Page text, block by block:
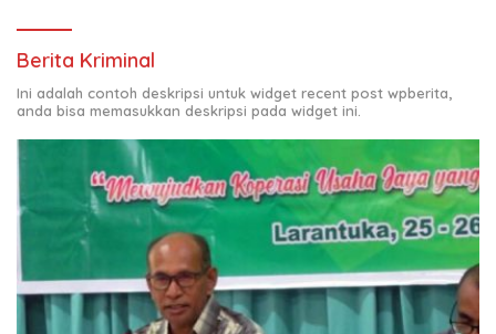
Berita Kriminal
Ini adalah contoh deskripsi untuk widget recent post wpberita,
anda bisa memasukkan deskripsi pada widget ini.